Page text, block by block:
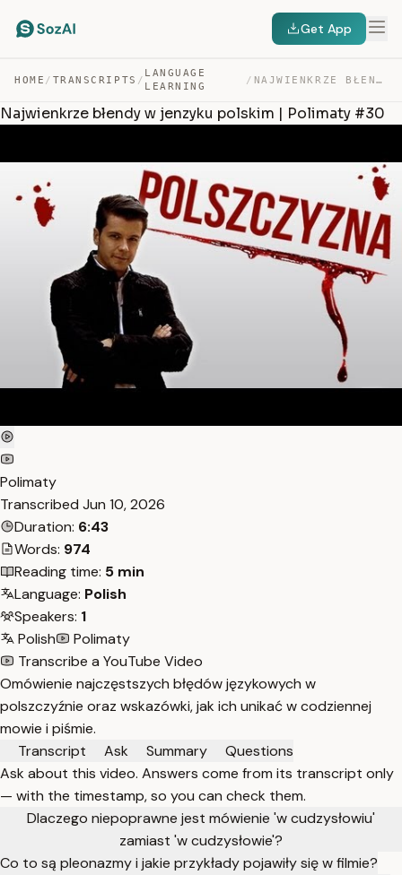
Get App
HOME / TRANSCRIPTS /
LANGUAGE
LEARNING
/ NAJWIENKRZE BŁENDY W JENZYKU POLSKIM | POLIMATY #30 — TRANSCRIPT
Najwienkrze błendy w jenzyku polskim | Polimaty #30
Polimaty
Transcribed Jun 10, 2026
Duration: 6:43
Words: 974
Reading time: 5 min
Language: Polish
Speakers: 1
Polish
Polimaty
Transcribe a YouTube Video
Omówienie najczęstszych błędów językowych w
polszczyźnie oraz wskazówki, jak ich unikać w codziennej
mowie i piśmie.
Transcript
Ask Summary
Questions
Ask about this video. Answers come from its transcript only
— with the timestamp, so you can check them.
Dlaczego niepoprawne jest mówienie 'w cudzysłowiu'
zamiast 'w cudzysłowie'?
Co to są pleonazmy i jakie przykłady pojawiły się w filmie?